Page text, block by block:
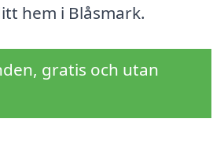
hem i Blåsmark.
gratis och utan